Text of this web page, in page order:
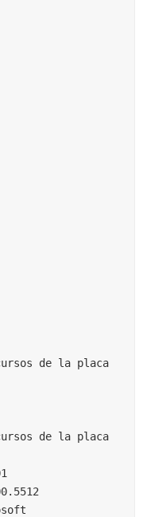
de la placa
de la placa